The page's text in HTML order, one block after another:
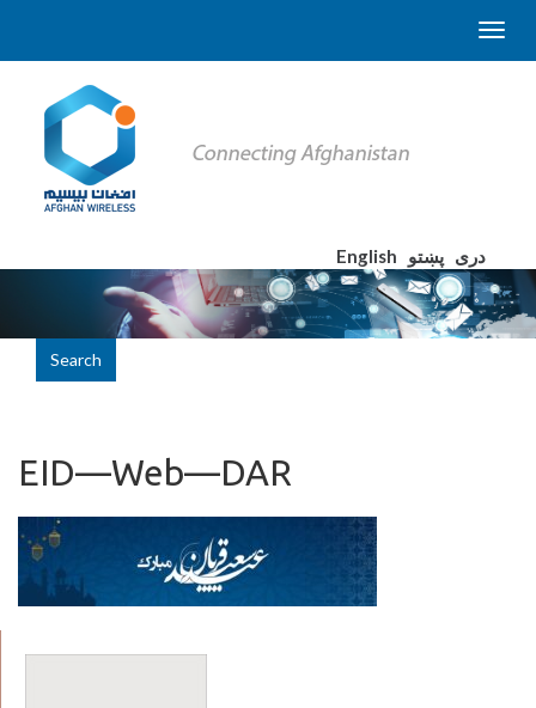
English دری پښتو
Search
EID—Web—DAR